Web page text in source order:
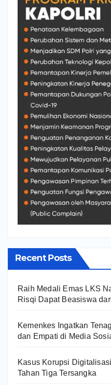
Recent Posts
Raih Medali Emas LKS
Risqi Dapat Beasiswa
Kemenkes Ingatkan
dan Empati di Media
Kasus Korupsi
Tahan Tiga Tersangka